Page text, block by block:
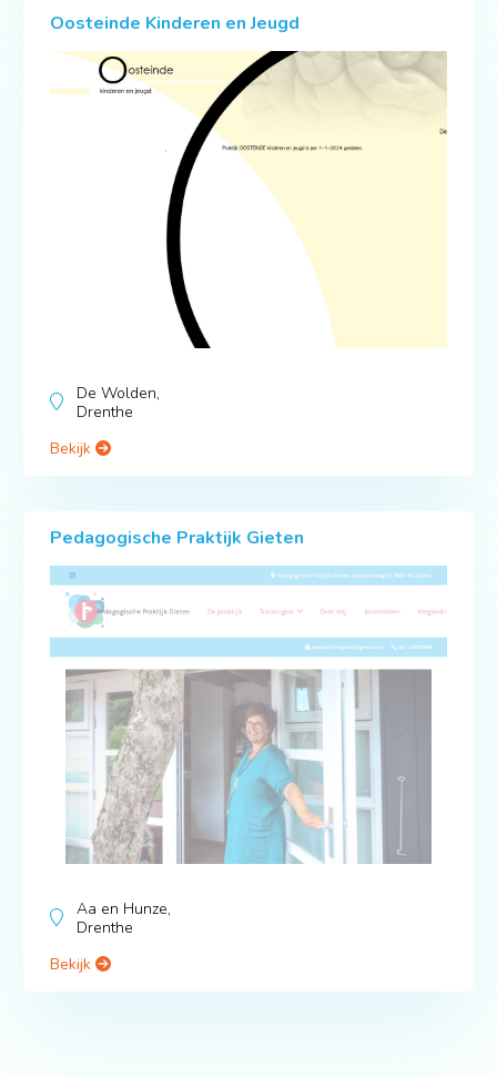
Oosteinde Kinderen en Jeugd
De Wolden,
Drenthe
Bekijk
Pedagogische Praktijk Gieten
Aa en Hunze,
Drenthe
Bekijk